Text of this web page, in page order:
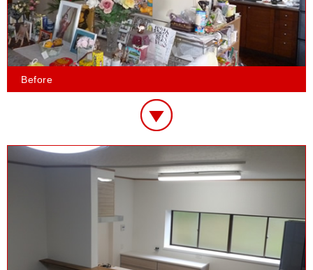
Before